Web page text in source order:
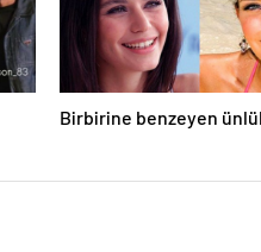
Birbirine benzeyen